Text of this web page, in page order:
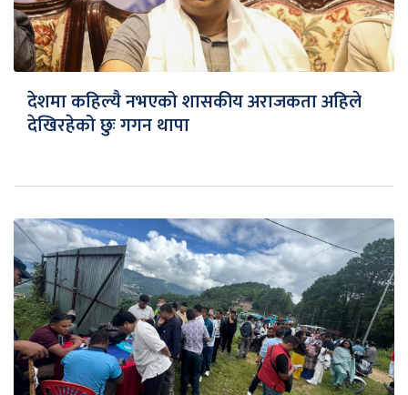
देशमा कहिल्यै नभएको शासकीय अराजकता अहिले
देखिरहेको छुः गगन थापा